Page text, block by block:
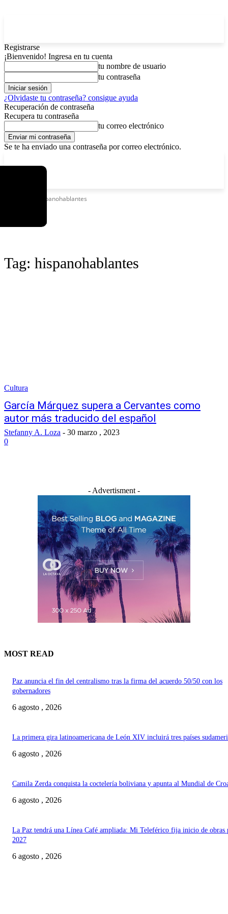
Registrarse
¡Bienvenido! Ingresa en tu cuenta
tu nombre de usuario
tu contraseña
¿Olvidaste tu contraseña? consigue ayuda
Recuperación de contraseña
Recupera tu contraseña
tu correo electrónico
Se te ha enviado una contraseña por correo electrónico.
Hispanohablantes
Tag: hispanohablantes
Cultura
García Márquez supera a Cervantes como
autor más traducido del español
Stefanny A. Loza - 30 marzo , 2023
0
- Advertisment -
MOST READ
Paz anuncia el fin del centralismo tras la firma del acuerdo 50/50 con los
gobernadores
6 agosto , 2026
La primera gira latinoamericana de León XIV incluirá tres países
6 agosto , 2026
Camila Zerda conquista la coctelería boliviana y apunta al Mundial de
6 agosto , 2026
La Paz tendrá una Línea Café ampliada: Mi Teleférico fija inicio de obras
2027
6 agosto , 2026